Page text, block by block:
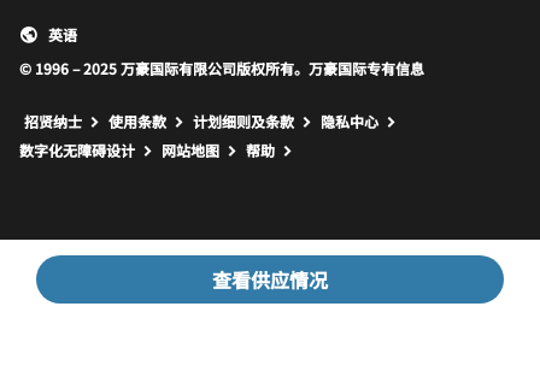
查看供应情况
© 1996 – 2025 万豪国际有限公司版权所有。万豪国际专有信息
英语
招贤纳士 使用条款 计划细则及条款
隐私中心
数字化无障碍设计
网站地图 打开新窗口
帮助